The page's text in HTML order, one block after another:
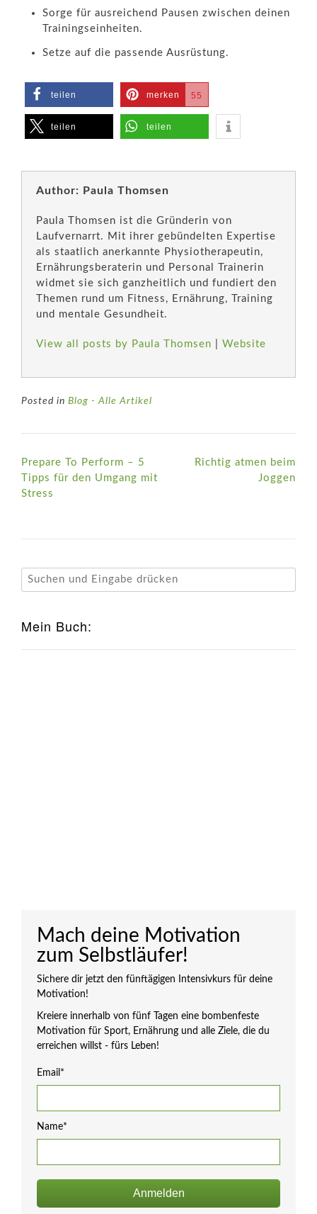
Sorge für ausreichend Pausen zwischen deinen
Trainingseinheiten.
Setze auf die passende Ausrüstung.
teilen merken 55
teilen teilen
Author: Paula Thomsen
Paula Thomsen ist die Gründerin von
Laufvernarrt. Mit ihrer gebündelten Expertise
als staatlich anerkannte Physiotherapeutin,
Ernährungsberaterin und Personal Trainerin
widmet sie sich ganzheitlich und fundiert den
Themen rund um Fitness, Ernährung, Training
und mentale Gesundheit.
View all posts by Paula Thomsen Website
Posted in Blog - Alle Artikel
Post
navigation
Prepare To Perform – 5
Tipps für den Umgang mit
Stress
Richtig atmen beim
Joggen
Mein Buch:
Mach deine Motivation
zum Selbstläufer!
Sichere dir jetzt den fünftägigen Intensivkurs für deine
Motivation!
Kreiere innerhalb von fünf Tagen eine bombenfeste
Motivation für Sport, Ernährung und alle Ziele, die du
erreichen willst - fürs Leben!
Email*
Name*
Anmelden